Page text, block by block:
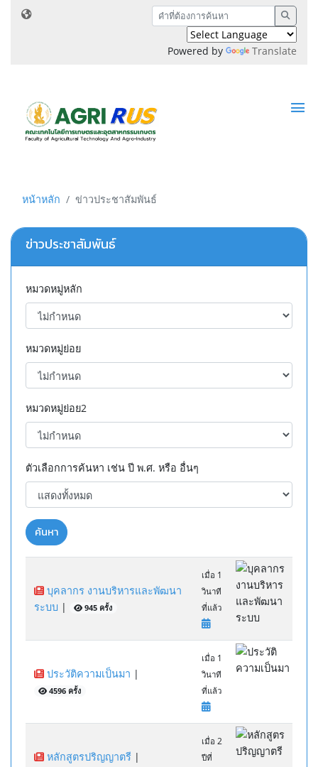
Powered by Translate
หน้าหลัก ข่าวประชาสัมพันธ์
ข่าวประชาสัมพันธ์
หมวดหมู่หลัก
หมวดหมู่ย่อย
หมวดหมู่ย่อย2
ตัวเลือกการค้นหา เช่น ปี พ.ศ. หรือ อื่นๆ
ค้นหา
บุคลากร งานบริหารและพัฒนา
ระบบ | 945 ครั้ง
เมื่อ 1
วินาที
ที่แล้ว
ประวัติความเป็นมา |
4596 ครั้ง
เมื่อ 1
วินาที
ที่แล้ว
หลักสูตรปริญญาตรี |
เมื่อ 2
ปีที่